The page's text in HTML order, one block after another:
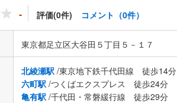
- 評価(0件) コメント（0件）
東京都足立区大谷田５丁目５－１７
北綾瀬駅 /東京地下鉄千代田線 徒歩14分
六町駅 /つくばエクスプレス 徒歩24分
亀有駅 /千代田・常磐緩行線 徒歩29分